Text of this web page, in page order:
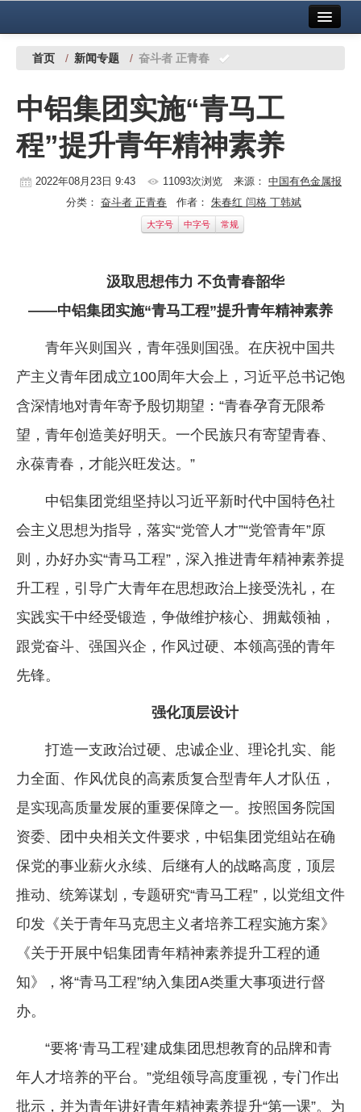
中国有色金属报社主办 广告服务
铜镍铅锌
铝
稀有稀土
地矿 建设
党建工作
企业文化
《资源再生》杂志
首页 / 新闻专题 / 奋斗者 正青春
中铝集团实施“青马工
程”提升青年精神素养
2022年08月23日 9:43 11093次浏览 来源： 中国有色金属报
分类： 奋斗者 正青春 作者： 朱春红 闫格 丁韩斌
大字号 中字号 常规
汲取思想伟力 不负青春韶华
——中铝集团实施“青马工程”提升青年精神素养
青年兴则国兴，青年强则国强。在庆祝中国共
产主义青年团成立100周年大会上，习近平总书记饱
含深情地对青年寄予殷切期望：“青春孕育无限希
望，青年创造美好明天。一个民族只有寄望青春、
永葆青春，才能兴旺发达。”
中铝集团党组坚持以习近平新时代中国特色社
会主义思想为指导，落实“党管人才”“党管青年”原
则，办好办实“青马工程”，深入推进青年精神素养提
升工程，引导广大青年在思想政治上接受洗礼，在
实践实干中经受锻造，争做维护核心、拥戴领袖，
跟党奋斗、强国兴企，作风过硬、本领高强的青年
先锋。
强化顶层设计
打造一支政治过硬、忠诚企业、理论扎实、能
力全面、作风优良的高素质复合型青年人才队伍，
是实现高质量发展的重要保障之一。按照国务院国
资委、团中央相关文件要求，中铝集团党组站在确
保党的事业薪火永续、后继有人的战略高度，顶层
推动、统筹谋划，专题研究“青马工程”，以党组文件
印发《关于青年马克思主义者培养工程实施方案》
《关于开展中铝集团青年精神素养提升工程的通
知》，将“青马工程”纳入集团A类重大事项进行督
办。
“要将‘青马工程’建成集团思想教育的品牌和青
年人才培养的平台。”党组领导高度重视，专门作出
批示，并为青年讲好青年精神素养提升“第一课”。为